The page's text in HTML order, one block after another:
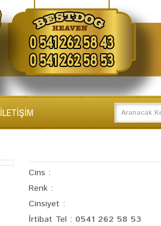
İLETİŞİM
Cins :
Renk :
Cinsiyet :
İrtibat Tel : 0541 262 58 53